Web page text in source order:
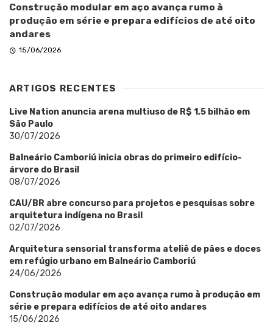
Construção modular em aço avança rumo à
produção em série e prepara edifícios de até oito
andares
15/06/2026
ARTIGOS RECENTES
Live Nation anuncia arena multiuso de R$ 1,5 bilhão em
São Paulo
30/07/2026
Balneário Camboriú inicia obras do primeiro edifício-
árvore do Brasil
08/07/2026
CAU/BR abre concurso para projetos e pesquisas sobre
arquitetura indígena no Brasil
02/07/2026
Arquitetura sensorial transforma ateliê de pães e doces
em refúgio urbano em Balneário Camboriú
24/06/2026
Construção modular em aço avança rumo à produção em
série e prepara edifícios de até oito andares
15/06/2026